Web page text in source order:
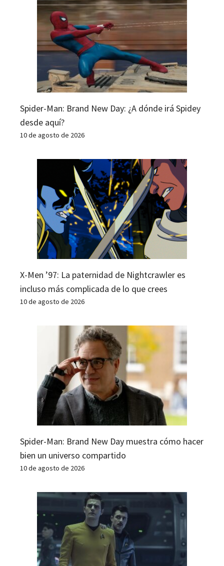
Spider-Man: Brand New Day: ¿A dónde irá Spidey
desde aquí?
10 de agosto de 2026
X-Men ’97: La paternidad de Nightcrawler es
incluso más complicada de lo que crees
10 de agosto de 2026
Spider-Man: Brand New Day muestra cómo hacer
bien un universo compartido
10 de agosto de 2026